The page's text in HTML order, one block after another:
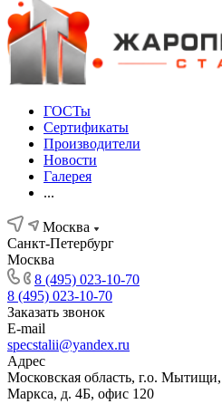
ГОСТы
Сертификаты
Производители
Новости
Галерея
...
Москва
Санкт-Петербург
Москва
8 (495) 023-10-70
8 (495) 023-10-70
Заказать звонок
E-mail
specstalii@yandex.ru
Адрес
Московская область, г.о.
Маркса, д. 4Б, офис 120